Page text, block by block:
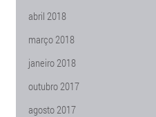
abril 2018
março 2018
janeiro 2018
outubro 2017
agosto 2017